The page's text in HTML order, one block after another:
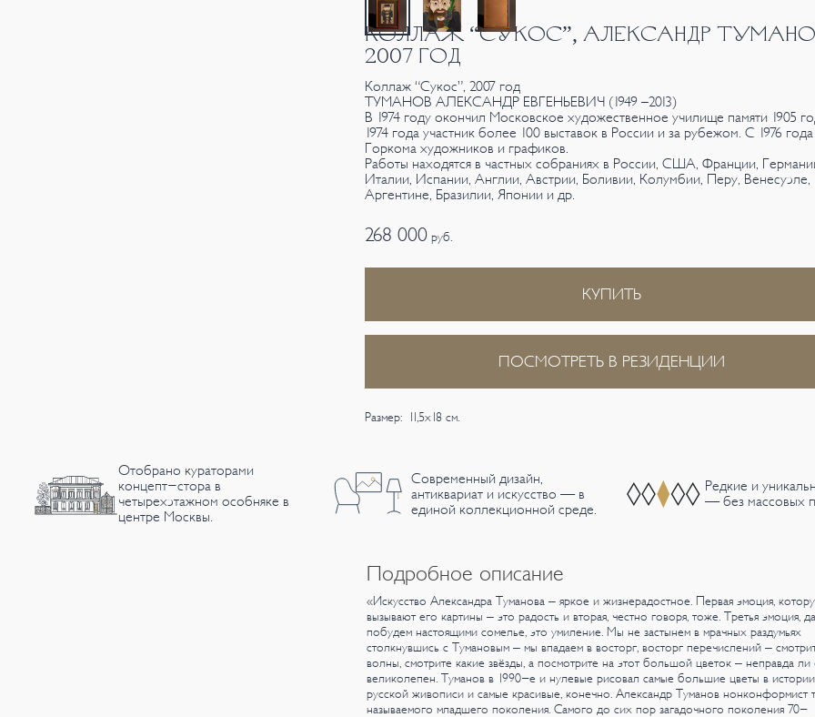
КОЛЛАЖ “СУКОС”, АЛЕКСАНДР
2007 ГОД
Коллаж “Сукос”, 2007 год
ТУМАНОВ АЛЕКСАНДР ЕВГЕНЬЕВИЧ (1949 –2013)
В 1974 году окончил Московское художественное училище памяти 1905
1974 года участник более 100 выставок в России и за рубежом. С 1976
Горкома художников и графиков.
Работы находятся в частных собраниях в России, США, Франции,
Италии, Испании, Англии, Австрии, Боливии, Колумбии, Перу, Венесуэле,
Аргентине, Бразилии, Японии и др.
268 000руб.
КУПИТЬ
ПОСМОТРЕТЬ В РЕЗИДЕНЦИИ
Размер: 11,5х18 см.
Отобрано кураторами
концепт-стора в
четырехэтажном особняке в
центре Москвы.
Современный дизайн,
антиквариат и искусство — в
единой коллекционной среде.
Редкие и
— без массовых
Подробное описание
«Искусство Александра Туманова – яркое и жизнерадостное. Первая эмоция,
вызывают его картины – это радость и вторая, честно говоря, тоже. Третья эмоция,
побудем настоящими сомелье, это умиление. Мы не застынем в мрачных раздумьях
столкнувшись с Тумановым – мы впадаем в восторг, восторг перечислений –
волны, смотрите какие звёзды, а посмотрите на этот большой цветок – неправда ли
великолепен. Туманов в 1990-е и нулевые рисовал самые большие цветы в истории
русской живописи и самые красивые, конечно.Александр Туманов нонконформист
называемого младшего поколения. Самого до сих пор загадочного поколения 70-